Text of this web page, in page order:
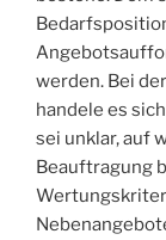
werden. Bei
handele es
sei unklar, auf
Beauftragung